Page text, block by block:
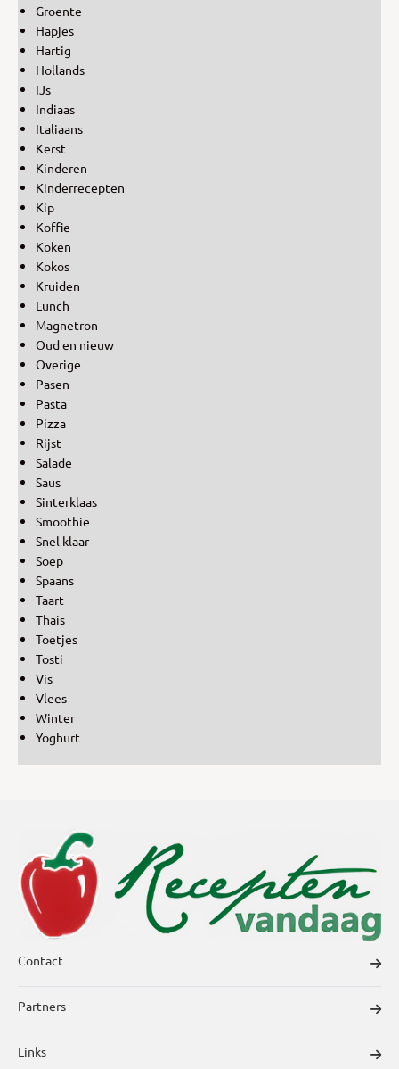
Groente
Hapjes
Hartig
Hollands
IJs
Indiaas
Italiaans
Kerst
Kinderen
Kinderrecepten
Kip
Koffie
Koken
Kokos
Kruiden
Lunch
Magnetron
Oud en nieuw
Overige
Pasen
Pasta
Pizza
Rijst
Salade
Saus
Sinterklaas
Smoothie
Snel klaar
Soep
Spaans
Taart
Thais
Toetjes
Tosti
Vis
Vlees
Winter
Yoghurt
Contact
Partners
Links